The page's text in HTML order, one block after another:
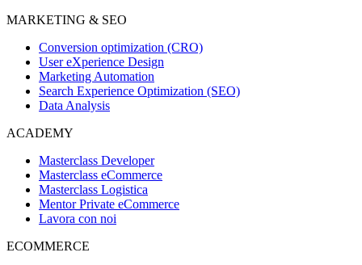
MARKETING & SEO
Conversion optimization (CRO)
User eXperience Design
Marketing Automation
Search Experience Optimization (SEO)
Data Analysis
ACADEMY
Masterclass Developer
Masterclass eCommerce
Masterclass Logistica
Mentor Private eCommerce
Lavora con noi
ECOMMERCE